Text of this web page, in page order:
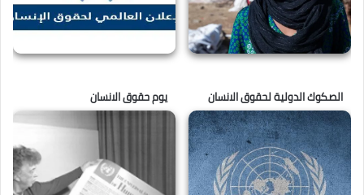
الصكوك الدولية لحقوق الانسان يوم حقوق الانسان